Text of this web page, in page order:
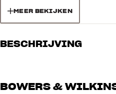
MEER BEKIJKEN
BESCHRIJVING
BOWERS &